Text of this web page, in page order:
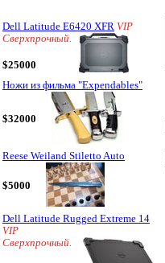
Dell Latitude E6420 XFR VIP
Сверхпрочный.
$25000
Ножи из фильма "Expendables"
$32000
Reese Weiland Stiletto Auto
$5000
Dell Latitude Rugged Extreme 14
VIP
Сверхпрочный.